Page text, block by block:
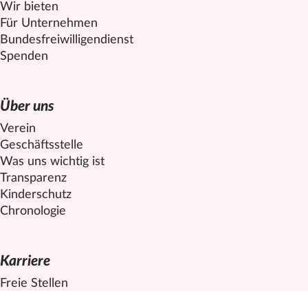
Wir bieten
Für Unternehmen
Bundesfreiwilligendienst
Spenden
Über uns
Verein
Geschäftsstelle
Was uns wichtig ist
Transparenz
Kinderschutz
Chronologie
Karriere
Freie Stellen